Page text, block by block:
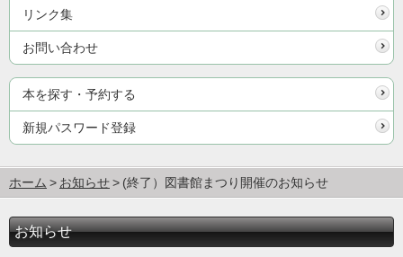
リンク集
お問い合わせ
本を探す・予約する
新規パスワード登録
ホーム お知らせ (終了）図書館まつり開催のお知らせ
お知らせ